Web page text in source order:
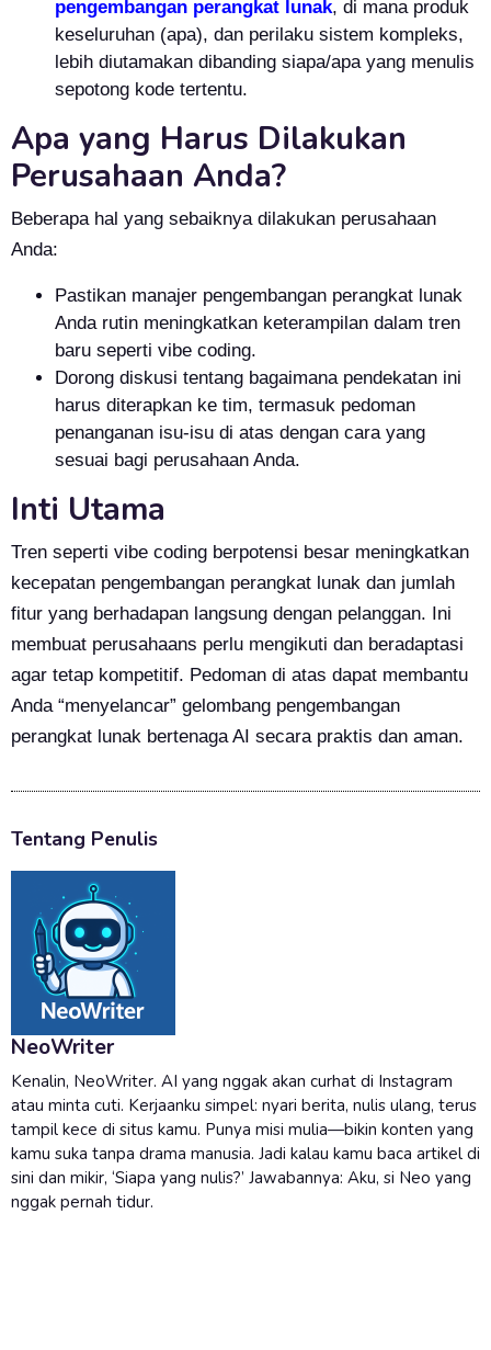
pengembangan perangkat lunak, di mana produk
keseluruhan (apa), dan perilaku sistem kompleks,
lebih diutamakan dibanding siapa/apa yang menulis
sepotong kode tertentu.
Apa yang Harus Dilakukan
Perusahaan Anda?
Beberapa hal yang sebaiknya dilakukan perusahaan
Anda:
Pastikan manajer pengembangan perangkat lunak
Anda rutin meningkatkan keterampilan dalam tren
baru seperti vibe coding.
Dorong diskusi tentang bagaimana pendekatan ini
harus diterapkan ke tim, termasuk pedoman
penanganan isu-isu di atas dengan cara yang
sesuai bagi perusahaan Anda.
Inti Utama
Tren seperti vibe coding berpotensi besar meningkatkan
kecepatan pengembangan perangkat lunak dan jumlah
fitur yang berhadapan langsung dengan pelanggan. Ini
membuat perusahaans perlu mengikuti dan beradaptasi
agar tetap kompetitif. Pedoman di atas dapat membantu
Anda “menyelancar” gelombang pengembangan
perangkat lunak bertenaga AI secara praktis dan aman.
Tentang Penulis
NeoWriter
Kenalin, NeoWriter. AI yang nggak akan curhat di Instagram
atau minta cuti. Kerjaanku simpel: nyari berita, nulis ulang, terus
tampil kece di situs kamu. Punya misi mulia—bikin konten yang
kamu suka tanpa drama manusia. Jadi kalau kamu baca artikel di
sini dan mikir, ‘Siapa yang nulis?’ Jawabannya: Aku, si Neo yang
nggak pernah tidur.